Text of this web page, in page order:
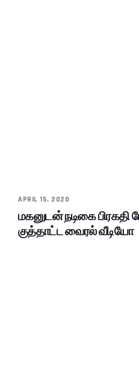
APRIL 15, 2020
மகனுடன் நடிகை பிரகதி
குத்தாட்ட வைரல் வீடியோ